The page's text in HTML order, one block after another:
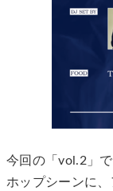
今回の「vol.2」
ホップシーンに、